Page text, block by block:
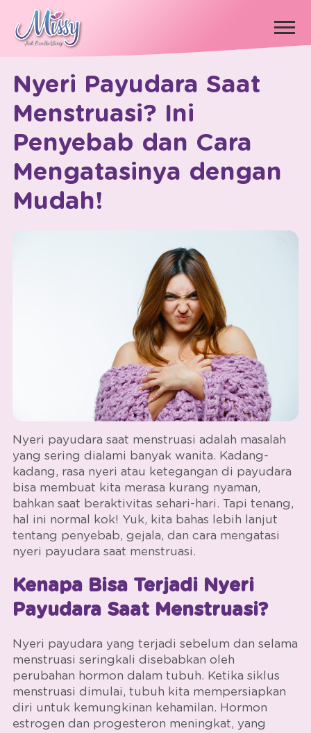
×
Nyeri Payudara Saat
Menstruasi? Ini
Penyebab dan Cara
Mengatasinya dengan
Mudah!
Nyeri payudara saat menstruasi adalah masalah
yang sering dialami banyak wanita. Kadang-
kadang, rasa nyeri atau ketegangan di payudara
bisa membuat kita merasa kurang nyaman,
bahkan saat beraktivitas sehari-hari. Tapi tenang,
hal ini normal kok! Yuk, kita bahas lebih lanjut
tentang penyebab, gejala, dan cara mengatasi
nyeri payudara saat menstruasi.
Kenapa Bisa Terjadi Nyeri
Payudara Saat Menstruasi?
Nyeri payudara yang terjadi sebelum dan selama
menstruasi seringkali disebabkan oleh
perubahan hormon dalam tubuh. Ketika siklus
menstruasi dimulai, tubuh kita mempersiapkan
diri untuk kemungkinan kehamilan. Hormon
estrogen dan progesteron meningkat, yang